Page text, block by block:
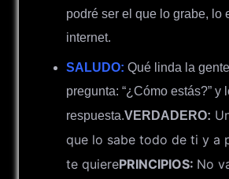
podré ser el que lo grabe, lo
internet.
SALUDO: Qué linda la
pregunta: “¿Cómo estás?” y
respuesta.VERDADERO:
que lo sabe todo de ti y a
te quierePRINCIPIOS: No